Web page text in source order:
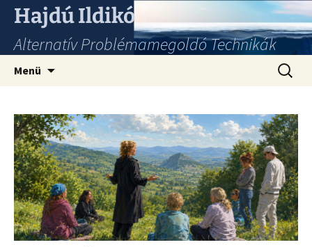
Hajdú Ildikó
Alternatív Problémamegoldó Technikák
Menü